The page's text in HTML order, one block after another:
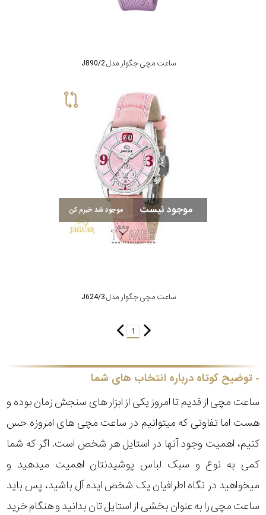
ساعت مچی جگوار مدل J890/2
موجود نیست موجود شد خبرم کن
ساعت مچی جگوار مدل J624/3
1
توضیح کوتاه درباره انتخاب های شما
ساعت مچی از قدیم تا امروز یکی از ابزار های سنجش زمان بوده و
هست اما تفاوتی که میتوانیم در ساعت مچی های امروزه حس
کنیم، اهمیت وجود آنها در استایل هر شخص است. اگر که شما
کمی به نوع و سبک لباس پوشیدنتان اهمیت میدهید و
میخواهید در نگاه اطرافیان یک شخص ایده آل باشید، پس باید
ساعت مچی را به عنوان بخشی از استایل تان بدانید و هنگام خرید